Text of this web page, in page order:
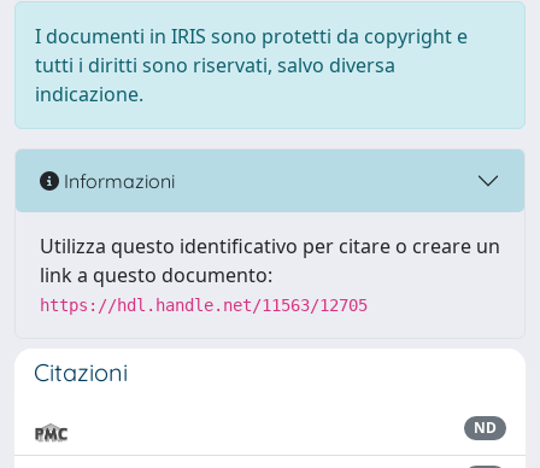
I documenti in IRIS sono protetti da copyright e
tutti i diritti sono riservati, salvo diversa
indicazione.
Informazioni
Utilizza questo identificativo per citare o creare un
link a questo documento:
https://hdl.handle.net/11563/12705
Citazioni
ND